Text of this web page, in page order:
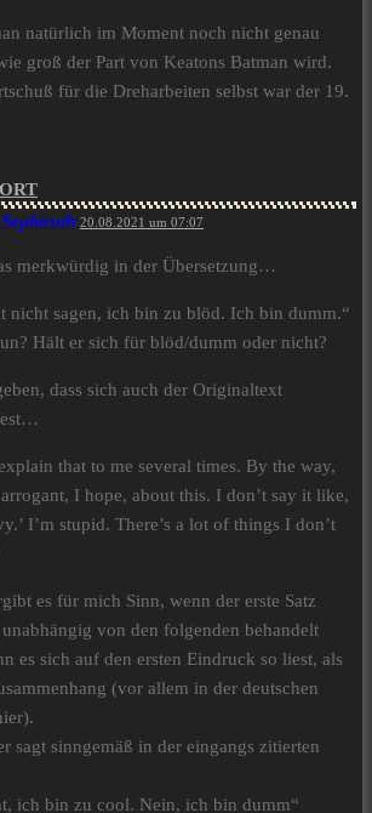
natürlich im Moment noch nicht genau
groß der Part von Keatons Batman wird.
für die Dreharbeiten selbst war der 19.
Sephiroth 20.08.2021 um 07:07
merkwürdig in der Übersetzung…
nicht sagen, ich bin zu blöd. Ich bin dumm.“
Hält er sich für blöd/dumm oder nicht?
dass sich auch der Originaltext
that to me several times. By the way,
I hope, about this. I don’t say it like,
I’m stupid. There’s a lot of things I don’t
es für mich Sinn, wenn der erste Satz
von den folgenden behandelt
es sich auf den ersten Eindruck so liest, als
(vor allem in der deutschen
sagt sinngemäß in der eingangs zitierten
ich bin zu cool. Nein, ich bin dumm“